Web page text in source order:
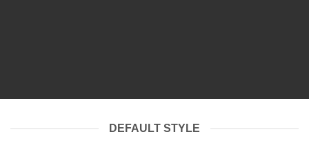
DEFAULT STYLE